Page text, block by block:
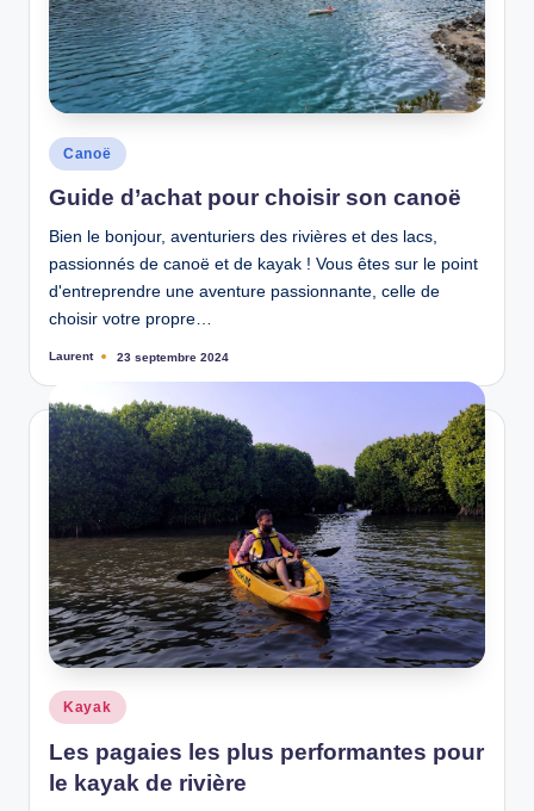
Posted
in
Canoë
Guide d’achat pour choisir son canoë
Bien le bonjour, aventuriers des rivières et des lacs,
passionnés de canoë et de kayak ! Vous êtes sur le point
d'entreprendre une aventure passionnante, celle de
choisir votre propre…
Ecrit
Laurent 23 septembre 2024
Posted
in
Kayak
Les pagaies les plus performantes pour
le kayak de rivière